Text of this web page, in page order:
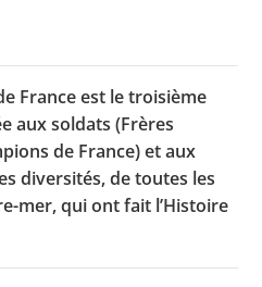
actualités
France est le troisième
aux soldats (Frères
de France) et aux
diversités, de toutes les
mer, qui ont fait l’Histoire